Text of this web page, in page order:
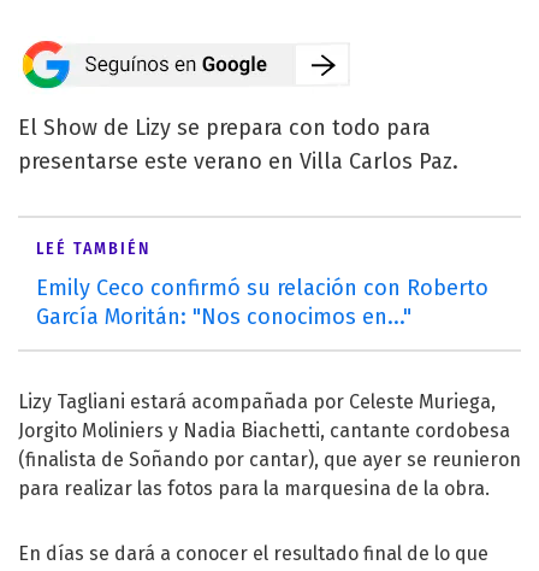
El Show de Lizy se prepara con todo para
presentarse este verano en Villa Carlos Paz.
LEÉ TAMBIÉN
Emily Ceco confirmó su relación con Roberto
García Moritán: "Nos conocimos en..."
Lizy Tagliani estará acompañada por Celeste Muriega,
Jorgito Moliniers y Nadia Biachetti, cantante cordobesa
(finalista de Soñando por cantar), que ayer se reunieron
para realizar las fotos para la marquesina de la obra.
En días se dará a conocer el resultado final de lo que